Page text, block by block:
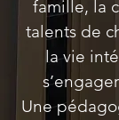
famille, la
talents de
la vie
Une